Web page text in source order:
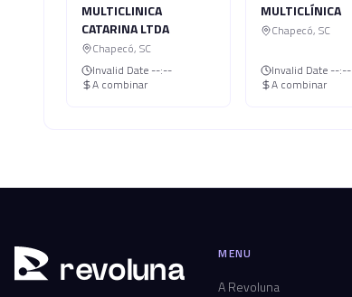
MULTICLINICA
CATARINA LTDA
Chapecó, SC
Invalid Date --:--
A combinar
MULTICLÍNICA
Chapecó, SC
Invalid Date --:--
A combinar
revoluna MENU
A Revoluna